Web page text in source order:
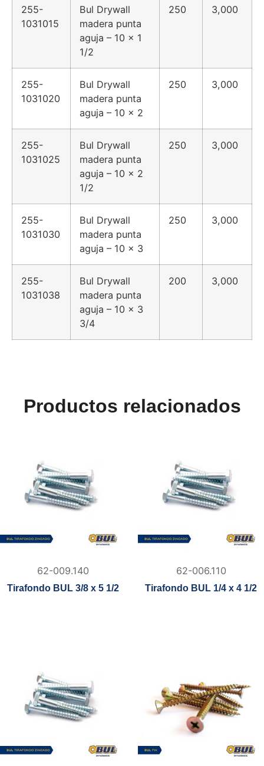
255-
1031015
Bul Drywall
madera punta
aguja – 10 x 1
1/2
250 3,000
255-
1031020
Bul Drywall
madera punta
aguja – 10 x 2
250 3,000
255-
1031025
Bul Drywall
madera punta
aguja – 10 x 2
1/2
250 3,000
255-
1031030
Bul Drywall
madera punta
aguja – 10 x 3
250 3,000
255-
1031038
Bul Drywall
madera punta
aguja – 10 x 3
3/4
200 3,000
Productos relacionados
62-009.140
Tirafondo BUL 3/8 x 5 1/2
62-006.110
Tirafondo BUL 1/4 x 4 1/2